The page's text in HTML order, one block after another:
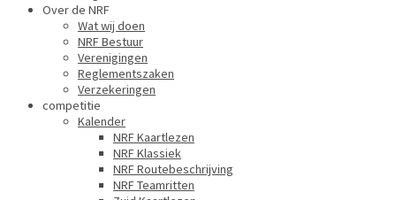
Over de NRF
Wat wij doen
NRF Bestuur
Verenigingen
Reglementszaken
Verzekeringen
competitie
Kalender
NRF Kaartlezen
NRF Klassiek
NRF Routebeschrijving
NRF Teamritten